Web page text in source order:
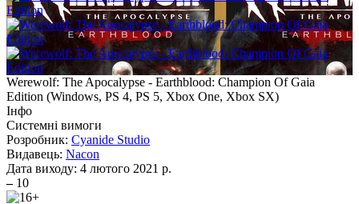
Werewolf: The Apocalypse - Earthblood: Champion Of Gaia
Edition (Windows, PS 4, PS 5, Xbox One, Xbox SX)
Інфо
Системні вимоги
Розробник: Cyanide Studio
Видавець: Nacon
Дата виходу: 4 лютого 2021 р.
– 10